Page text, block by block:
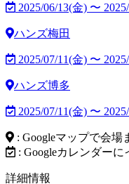
2025/06/13(金) 〜
ハンズ梅田
2025/07/11(金) 〜
ハンズ博多
2025/07/11(金) 〜
: Googleマップで会場
: Googleカレンダー
詳細情報